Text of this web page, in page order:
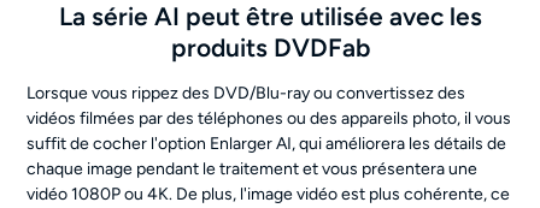
La série AI peut être utilisée avec les
produits DVDFab
Lorsque vous rippez des DVD/Blu-ray ou convertissez des
vidéos filmées par des téléphones ou des appareils photo, il vous
suffit de cocher l'option Enlarger AI, qui améliorera les détails de
chaque image pendant le traitement et vous présentera une
vidéo 1080P ou 4K. De plus, l'image vidéo est plus cohérente, ce